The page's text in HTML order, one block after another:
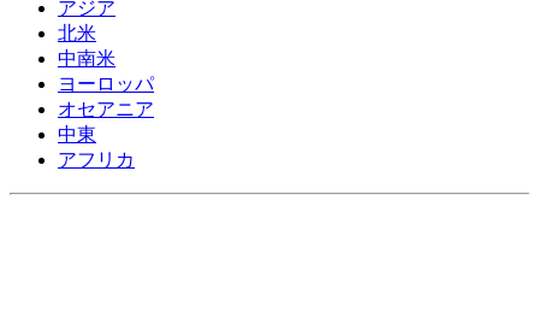
アジア
北米
中南米
ヨーロッパ
オセアニア
中東
アフリカ